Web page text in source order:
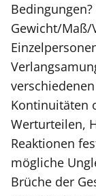
Gewicht/Maß/
Kontinuitäten
Werturteilen,
Reaktionen
mögliche
Brüche der